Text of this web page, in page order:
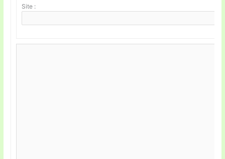
Site :